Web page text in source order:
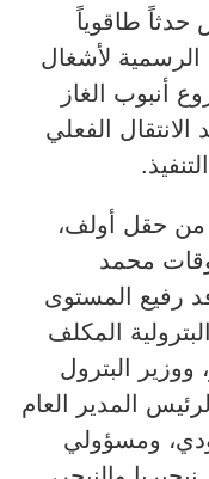
حدثاً طاقوياً
الرسمية لأشغال
أنبوب الغاز
الفعلي
من حقل أولف،
محمد
رفيع المستوى
المكلف
ووزير البترول
المدير العام
ومسؤولي